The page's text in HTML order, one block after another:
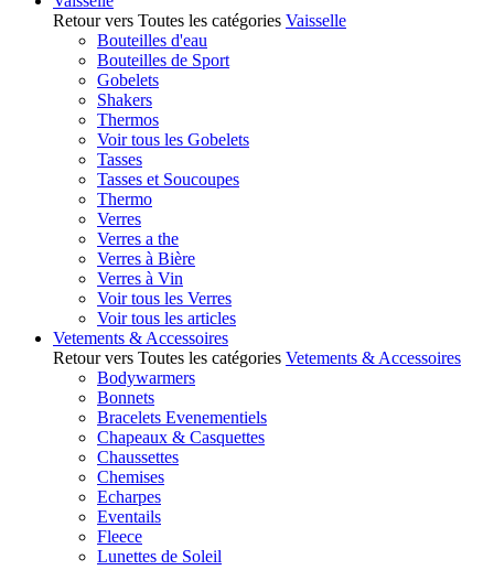
Retour vers Toutes les catégories Vaisselle
Bouteilles d'eau
Bouteilles de Sport
Gobelets
Shakers
Thermos
Voir tous les Gobelets
Tasses
Tasses et Soucoupes
Thermo
Verres
Verres a the
Verres à Bière
Verres à Vin
Voir tous les Verres
Voir tous les articles
Vetements & Accessoires
Retour vers Toutes les catégories Vetements & Accessoires
Bodywarmers
Bonnets
Bracelets Evenementiels
Chapeaux & Casquettes
Chaussettes
Chemises
Echarpes
Eventails
Fleece
Lunettes de Soleil